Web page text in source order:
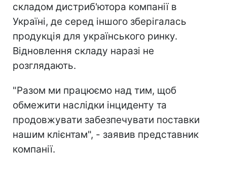
складом дистриб'ютора компанії в
Україні, де серед іншого зберігалась
продукція для українського ринку.
Відновлення складу наразі не
розглядають.
"Разом ми працюємо над тим, щоб
обмежити наслідки інциденту та
продовжувати забезпечувати поставки
нашим клієнтам", - заявив представник
компанії.